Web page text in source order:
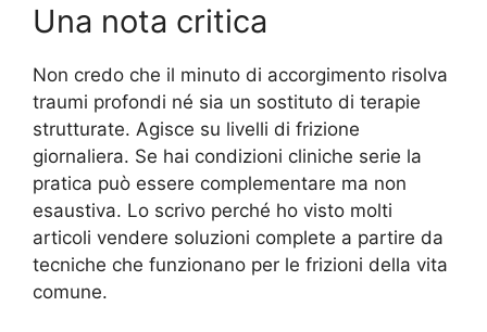
Una nota critica
Non credo che il minuto di accorgimento risolva
traumi profondi né sia un sostituto di terapie
strutturate. Agisce su livelli di frizione
giornaliera. Se hai condizioni cliniche serie la
pratica può essere complementare ma non
esaustiva. Lo scrivo perché ho visto molti
articoli vendere soluzioni complete a partire da
tecniche che funzionano per le frizioni della vita
comune.